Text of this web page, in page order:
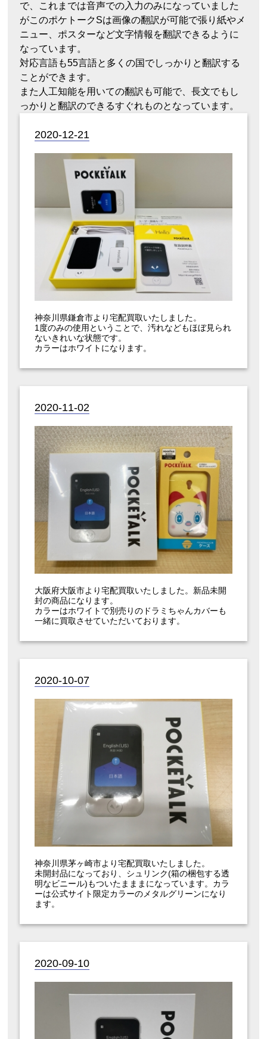
で、これまでは音声での入力のみになっていました
がこのポケトークSは画像の翻訳が可能で張り紙やメ
ニュー、ポスターなど文字情報を翻訳できるように
なっています。
対応言語も55言語と多くの国でしっかりと翻訳する
ことができます。
また人工知能を用いての翻訳も可能で、長文でもし
っかりと翻訳のできるすぐれものとなっています。
2020-12-21
神奈川県鎌倉市より宅配買取いたしました。
1度のみの使用ということで、汚れなどもほぼ見られ
ないきれいな状態です。
カラーはホワイトになります。
2020-11-02
大阪府大阪市より宅配買取いたしました。新品未開
封の商品になります。
カラーはホワイトで別売りのドラミちゃんカバーも
一緒に買取させていただいております。
2020-10-07
神奈川県茅ヶ崎市より宅配買取いたしました。
未開封品になっており、シュリンク(箱の梱包する透
明なビニール)もついたまままになっています。カラ
ーは公式サイト限定カラーのメタルグリーンになり
ます。
2020-09-10